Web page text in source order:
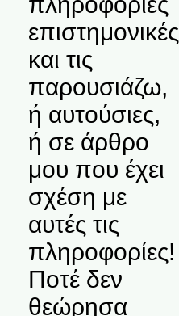
επιστημονικές
και τις
παρουσιάζω,
ή αυτούσιες,
ή σε άρθρο
μου που έχει
σχέση με
αυτές τις
πληροφορίες!
Ποτέ δεν
θεώρησα